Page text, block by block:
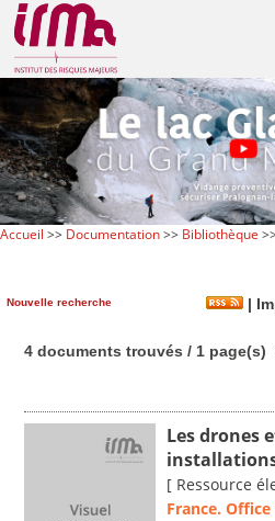
Accueil >> Documentation>> Bibliothèque
Nouvelle recherche |
4 documents trouvés / 1 page(s)
Les drones
[ Ressource
France.